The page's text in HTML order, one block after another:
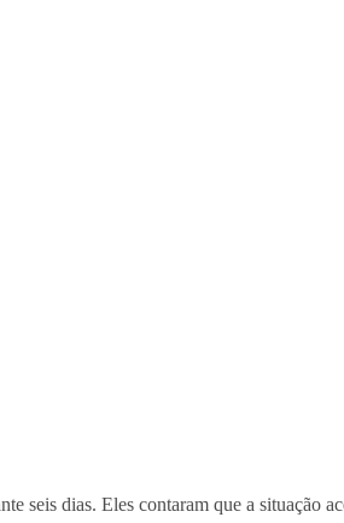
seis dias. Eles contaram que a situação